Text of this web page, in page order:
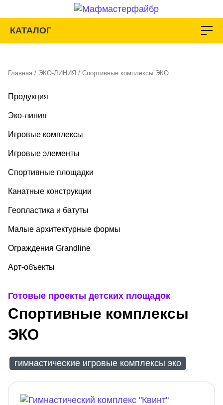
к
содержимому
КАТАЛОГ
Главная / ЭКО-ЛИНИЯ / Спортивные комплексы ЭКО
Продукция
Эко-линия
Игровые комплексы
Игровые элементы
Спортивные площадки
Канатные конструкции
Геопластика и батуты
Малые архитектурные формы
Ограждения Grandline
Арт-объекты
Готовые проекты детских площадок
Спортивные комплексы
ЭКО
гимнастические игровые комплексы эко